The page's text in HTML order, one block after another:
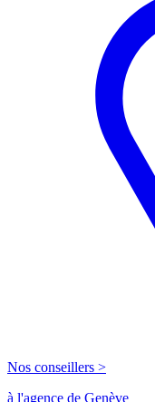
Nos conseillers >
à l'agence de Genève